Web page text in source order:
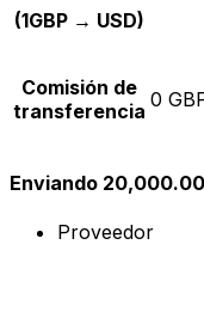
(1GBP → USD)
Comisión de
transferencia 0
Enviando 20,000.00
Proveedor